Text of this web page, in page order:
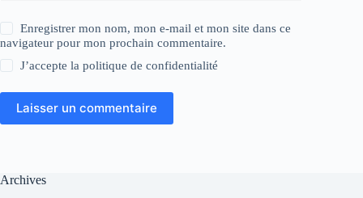
Enregistrer mon nom, mon e-mail et mon site dans ce
navigateur pour mon prochain commentaire.
J’accepte lapolitique de confidentialité
Laisser un commentaire
Archives